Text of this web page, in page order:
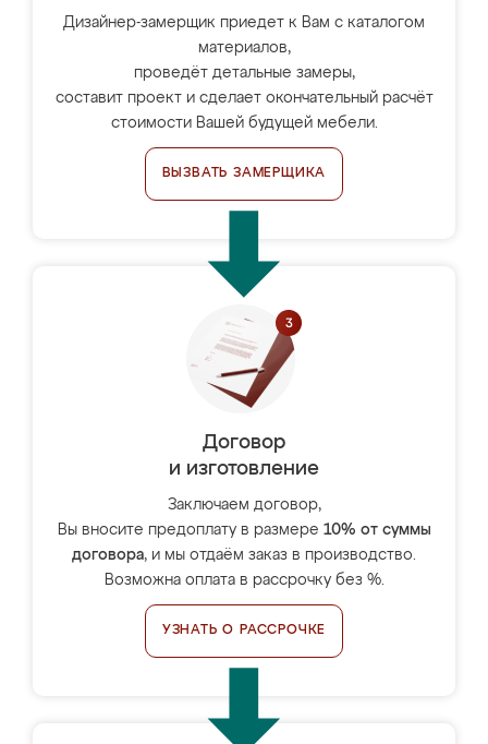
Дизайнер-замерщик приедет к Вам с каталогом
материалов,
проведёт детальные замеры,
составит проект и сделает окончательный расчёт
стоимости Вашей будущей мебели.
ВЫЗВАТЬ ЗАМЕРЩИКА
Договор
и изготовление
Заключаем договор,
Вы вносите предоплату в размере 10% от суммы
договора, и мы отдаём заказ в производство.
Возможна оплата в рассрочку без %.
УЗНАТЬ О РАССРОЧКЕ